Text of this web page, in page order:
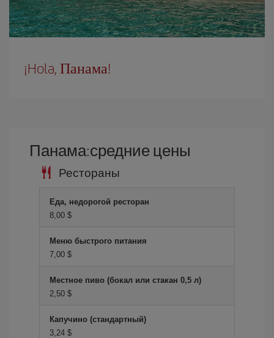
¡Hola, Панама!
Панама:средние цены
Рестораны
Еда, недорогой ресторан
8,00 $
Меню быстрого питания
7,00 $
Местное пиво (бокал или стакан 0,5 л)
2,50 $
Капучино (стандартный)
3,24 $